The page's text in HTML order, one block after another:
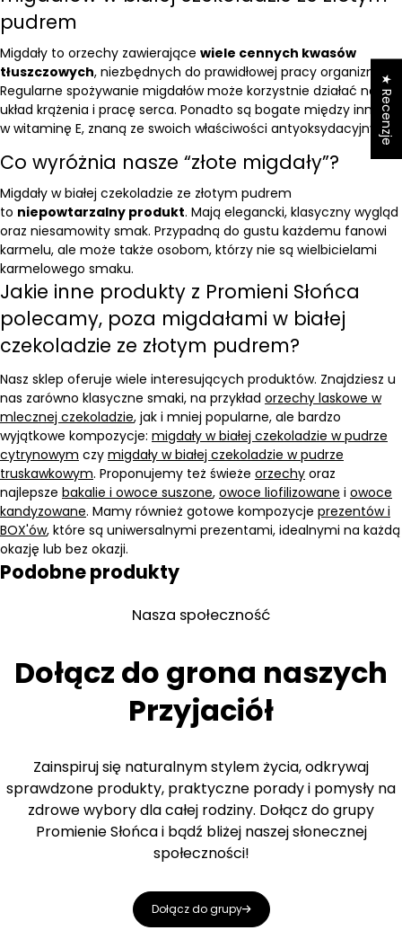
pudrem
Migdały to orzechy zawierające wiele cennych kwasów
tłuszczowych, niezbędnych do prawidłowej pracy organizmu.
Regularne spożywanie migdałów może korzystnie działać na
układ krążenia i pracę serca. Ponadto są bogate między innymi
w witaminę E, znaną ze swoich właściwości antyoksydacyjnych.
Co wyróżnia nasze “złote migdały”?
Migdały w białej czekoladzie ze złotym pudrem
to niepowtarzalny produkt. Mają elegancki, klasyczny wygląd
oraz niesamowity smak. Przypadną do gustu każdemu fanowi
karmelu, ale może także osobom, którzy nie są wielbicielami
karmelowego smaku.
Jakie inne produkty z Promieni Słońca
polecamy, poza migdałami w białej
czekoladzie ze złotym pudrem?
Nasz sklep oferuje wiele interesujących produktów. Znajdziesz u
nas zarówno klasyczne smaki, na przykład orzechy laskowe w
mlecznej czekoladzie, jak i mniej popularne, ale bardzo
wyjątkowe kompozycje: migdały w białej czekoladzie w pudrze
cytrynowym czy migdały w białej czekoladzie w pudrze
truskawkowym. Proponujemy też świeże orzechy oraz
najlepsze bakalie i owoce suszone, owoce liofilizowane i owoce
kandyzowane. Mamy również gotowe kompozycje prezentów i
BOX'ów, które są uniwersalnymi prezentami, idealnymi na każdą
okazję lub bez okazji.
Podobne produkty
Nasza społeczność
Dołącz do grona naszych
Przyjaciół
Zainspiruj się naturalnym stylem życia, odkrywaj
sprawdzone produkty, praktyczne porady i pomysły na
zdrowe wybory dla całej rodziny. Dołącz do grupy
Promienie Słońca i bądź bliżej naszej słonecznej
społeczności!
Dołącz do grupy
★ Recenzje